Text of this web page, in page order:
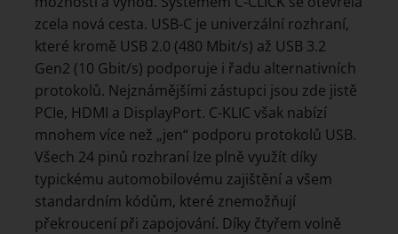
zcela nová cesta. USB-C je univerzální rozhraní,
které kromě USB 2.0 (480 Mbit/s) až USB 3.2
Gen2 (10 Gbit/s) podporuje i řadu alternativních
protokolů. Nejznámějšími zástupci jsou zde jistě
PCIe, HDMI a DisplayPort. C-KLIC však nabízí
mnohem více než „jen“ podporu protokolů USB.
Všech 24 pinů rozhraní lze plně využít díky
typickému automobilovému zajištění a všem
standardním kódům, které znemožňují
překroucení při zapojování. Díky čtyřem volně